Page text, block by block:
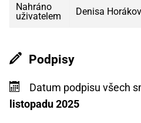
Nahráno
uživatelem
Denisa
Podpisy
Datum podpisu všech
listopadu 2025